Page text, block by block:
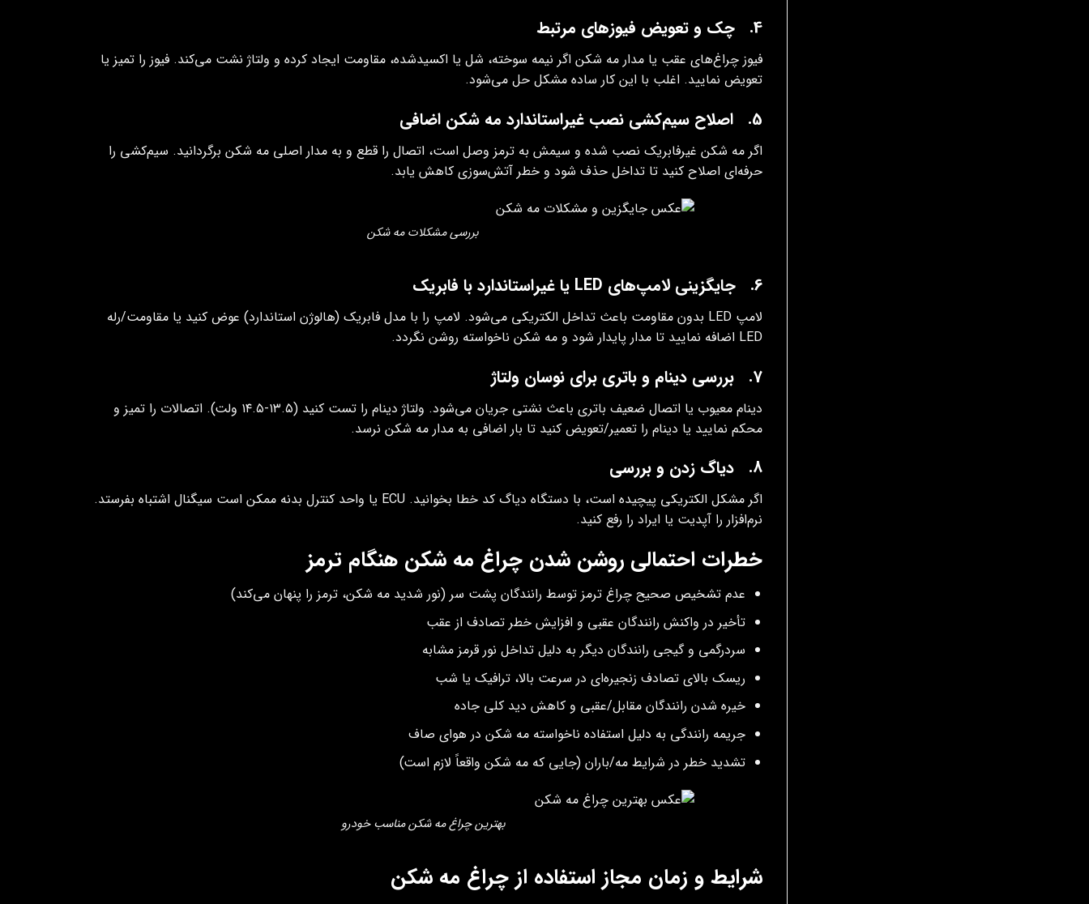
4. چک و تعویض فیوزهای مرتبط
فیوز چراغ‌های عقب یا مدار مه شکن اگر نیمه‌ سوخته، شل یا اکسیدشده، مقاومت ایجاد کرده و ولتاژ نشت می‌کند. فیوز را تمیز یا
تعویض نمایید. اغلب با این کار ساده مشکل حل می‌شود.
5. اصلاح سیم‌کشی نصب غیراستاندارد مه شکن اضافی
اگر مه شکن غیرفابریک نصب شده و سیمش به ترمز وصل است، اتصال را قطع و به مدار اصلی مه شکن برگردانید. سیم‌کشی را
حرفه‌ای اصلاح کنید تا تداخل حذف شود و خطر آتش‌سوزی کاهش یابد.
بررسی مشکلات مه شکن
6. جایگزینی لامپ‌های LED یا غیراستاندارد با فابریک
لامپ LED بدون مقاومت باعث تداخل الکتریکی می‌شود. لامپ را با مدل فابریک (هالوژن استاندارد) عوض کنید یا مقاومت/رله
LED اضافه نمایید تا مدار پایدار شود و مه شکن ناخواسته روشن نگردد.
7. بررسی دینام و باتری برای نوسان ولتاژ
دینام معیوب یا اتصال ضعیف باتری باعث نشتی جریان می‌شود. ولتاژ دینام را تست کنید (۱۳.۵-۱۴.۵ ولت). اتصالات را تمیز و
محکم نمایید یا دینام را تعمیر/تعویض کنید تا بار اضافی به مدار مه شکن نرسد.
8. دیاگ زدن و بررسی
اگر مشکل الکتریکی پیچیده است، با دستگاه دیاگ کد خطا بخوانید. ECU یا واحد کنترل بدنه ممکن است سیگنال اشتباه بفرستد.
نرم‌افزار را آپدیت یا ایراد را رفع کنید.
خطرات احتمالی روشن شدن چراغ مه شکن هنگام ترمز
عدم تشخیص صحیح چراغ ترمز توسط رانندگان پشت سر (نور شدید مه شکن، ترمز را پنهان می‌کند)
تأخیر در واکنش رانندگان عقبی و افزایش خطر تصادف از عقب
سردرگمی و گیجی رانندگان دیگر به دلیل تداخل نور قرمز مشابه
ریسک بالای تصادف زنجیره‌ای در سرعت بالا، ترافیک یا شب
خیره شدن رانندگان مقابل/عقبی و کاهش دید کلی جاده
جریمه رانندگی به دلیل استفاده ناخواسته مه شکن در هوای صاف
تشدید خطر در شرایط مه/باران (جایی که مه شکن واقعاً لازم است)
بهترین چراغ مه شکن مناسب خودرو
شرایط و زمان مجاز استفاده از چراغ مه شکن